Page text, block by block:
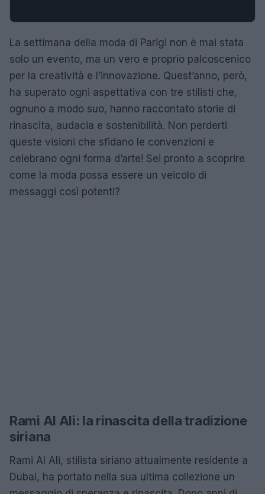
La settimana della moda di Parigi non è mai stata
solo un evento, ma un vero e proprio palcoscenico
per la creatività e l’innovazione. Quest’anno, però,
ha superato ogni aspettativa con tre stilisti che,
ognuno a modo suo, hanno raccontato storie di
rinascita, audacia e sostenibilità. Non perderti
queste visioni che sfidano le convenzioni e
celebrano ogni forma d’arte! Sei pronto a scoprire
come la moda possa essere un veicolo di
messaggi così potenti?
Rami Al Ali: la rinascita della tradizione
siriana
Rami Al Ali, stilista siriano attualmente residente a
Dubai, ha portato nella sua ultima collezione un